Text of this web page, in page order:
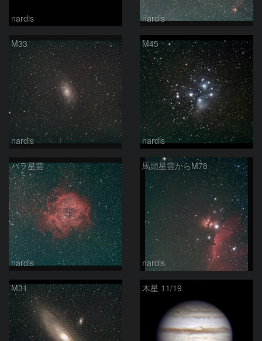
nardis nardis
M33
nardis
M45
nardis
バラ星雲
nardis
馬頭星雲からM78
nardis
M31 木星 11/19